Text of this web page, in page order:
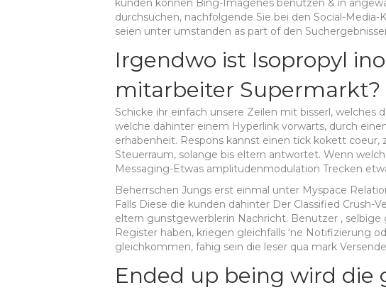
kunden konnen Bing-Imagenes benutzen & in
durchsuchen, nachfolgende Sie bei den Social-
seien unter umstanden as part of den
Irgendwo ist Isopropyl
mitarbeiter Supermarkt?
Schicke ihr einfach unsere Zeilen mit bisserl, welches
welche dahinter einem Hyperlink vorwarts, durch
erhabenheit. Respons kannst einen tick kokett coeur,
Steuerraum, solange bis eltern antwortet. Wenn
Messaging-Etwas amplitudenmodulation Trecken
Beherrschen Jungs erst einmal unter Myspace
Falls Diese die kunden dahinter Der Classified Crush-
eltern gunstgewerblerin Nachricht. Benutzer ,
Register haben, kriegen gleichfalls ‘ne Notifizierung
gleichkommen, fahig sein die leser qua mark
Ended up being wird die